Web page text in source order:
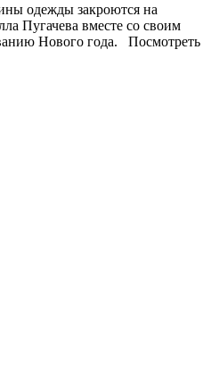
одежды закроются на
Пугачева вместе со своим
Нового года. Посмотреть